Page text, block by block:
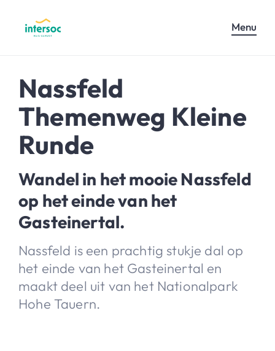
Menu
Nassfeld
Themenweg Kleine
Runde
Wandel in het mooie Nassfeld
op het einde van het
Gasteinertal.
Nassfeld is een prachtig stukje dal op
het einde van het Gasteinertal en
maakt deel uit van het Nationalpark
Hohe Tauern.